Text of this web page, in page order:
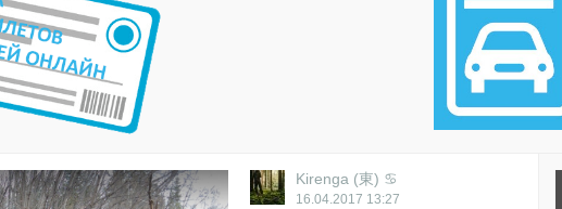
Kirenga (東) ♋
16.04.2017 13:27